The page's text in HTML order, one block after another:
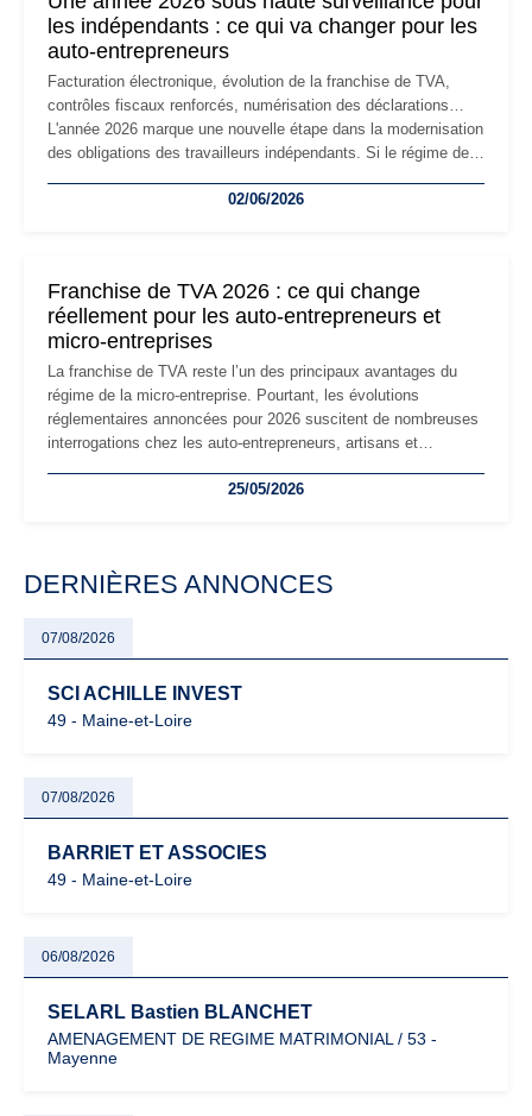
les indépendants : ce qui va changer pour les
auto-entrepreneurs
Facturation électronique, évolution de la franchise de TVA,
contrôles fiscaux renforcés, numérisation des déclarations…
L'année 2026 marque une nouvelle étape dans la modernisation
des obligations des travailleurs indépendants. Si le régime de
les auto-entrepreneurs devront s'adapter à un environnement
02/06/2026
Franchise de TVA 2026 : ce qui change
réellement pour les auto-entrepreneurs et
micro-entreprises
La franchise de TVA reste l’un des principaux avantages du
régime de la micro-entreprise. Pourtant, les évolutions
réglementaires annoncées pour 2026 suscitent de nombreuses
interrogations chez les auto-entrepreneurs, artisans et
facturation ou risque de bascule vers la TVA : les règles
25/05/2026
DERNIÈRES ANNONCES
07/08/2026
SCI ACHILLE INVEST
49 - Maine-et-Loire
07/08/2026
BARRIET ET ASSOCIES
49 - Maine-et-Loire
06/08/2026
SELARL Bastien BLANCHET
AMENAGEMENT DE REGIME MATRIMONIAL / 53 -
Mayenne